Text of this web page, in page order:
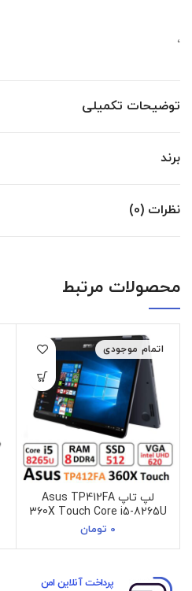
،
توضیحات تکمیلی
برند
نظرات (0)
محصولات مرتبط
اتمام موجودی
لپ تاپ Asus TP412FA
360X Touch Core i5-8265U
0 تومان
پرداخت آنلاین امن